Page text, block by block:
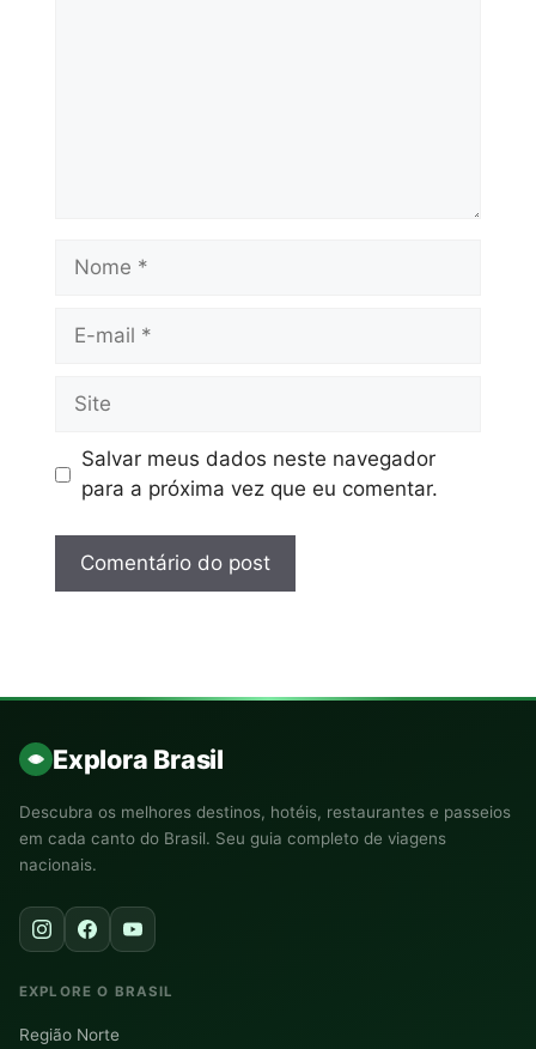
Salvar meus dados neste navegador
para a próxima vez que eu comentar.
Explora Brasil
Descubra os melhores destinos, hotéis, restaurantes e passeios
em cada canto do Brasil. Seu guia completo de viagens
nacionais.
EXPLORE O BRASIL
Região Norte